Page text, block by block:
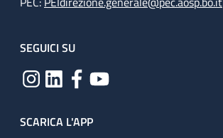
SEGUICI SU
SCARICA L'APP